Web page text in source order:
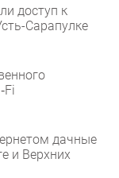
доступ к
Сарапулке
дачные
и Верхних